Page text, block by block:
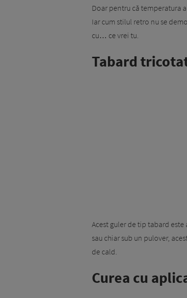
Doar pentru că temperatura
Iar cum stilul retro nu se
cu… ce vrei tu.
Tabard
Acest guler de tip tabard
sau chiar sub un pulover,
de cald.
Curea cu